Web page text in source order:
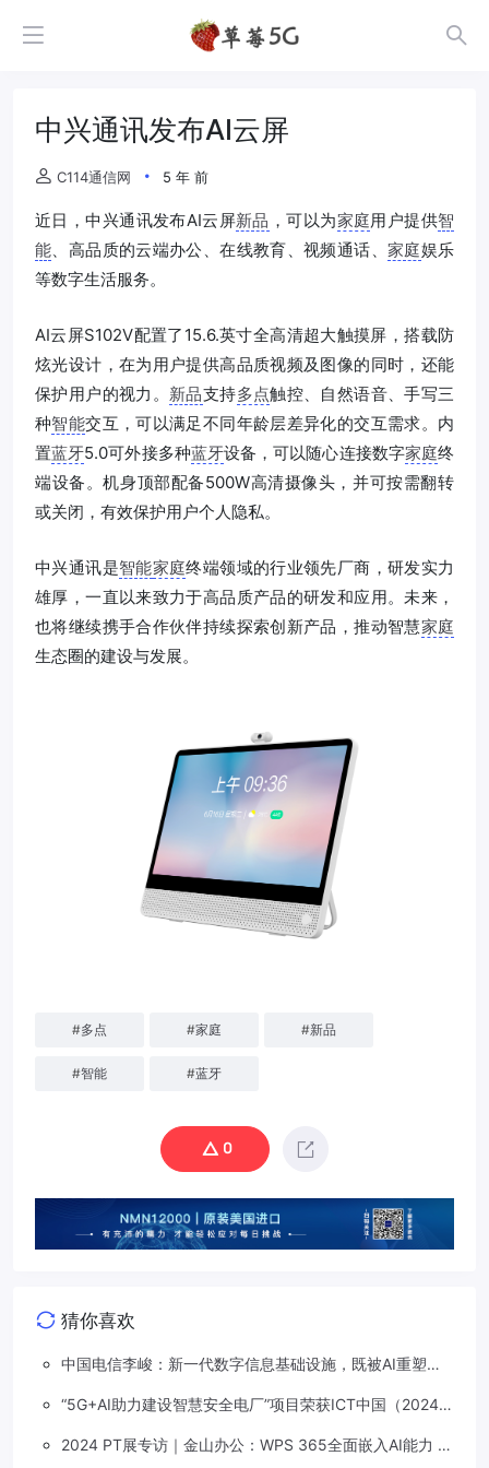
中兴通讯发布AI云屏
C114通信网 5 年 前
近日，中兴通讯发布AI云屏新品 ，可以为家庭用户提供智
能 、高品质的云端办公、在线教育、视频通话、 家庭娱乐
等数字生活服务。
AI云屏S102V配置了15.6.英寸全高清超大触摸屏，搭载防
炫光设计，在为用户提供高品质视频及图像的同时，还能
保护用户的视力。 新品支持多点触控、自然语音、手写三
种智能交互，可以满足不同年龄层差异化的交互需求。内
置蓝牙5.0可外接多种蓝牙设备，可以随心连接数字家庭终
端设备。机身顶部配备500W高清摄像头，并可按需翻转
或关闭，有效保护用户个人隐私。
中兴通讯是智能家庭终端领域的行业领先厂商，研发实力
雄厚，一直以来致力于高品质产品的研发和应用。未来，
也将继续携手合作伙伴持续探索创新产品，推动智慧家庭
生态圈的建设与发展。
#多点 #家庭 #新品
#智能 #蓝牙
0
猜你喜欢
中国电信李峻：新一代数字信息基础设施，既被AI重塑，
“5G+AI助力建设智慧安全电厂”项目荣获ICT中国（2024）
2024 PT展专访｜金山办公：WPS 365全面嵌入AI能力 打